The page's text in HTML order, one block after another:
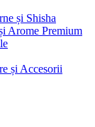
și Shisha
Arome Premium
și Accesorii